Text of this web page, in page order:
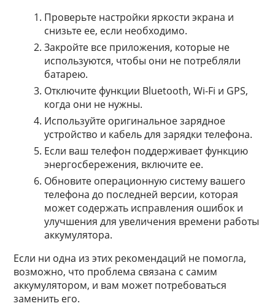
Проверьте настройки яркости экрана и
снизьте ее, если необходимо.
Закройте все приложения, которые не
используются, чтобы они не потребляли
батарею.
Отключите функции Bluetooth, Wi-Fi и GPS,
когда они не нужны.
Используйте оригинальное зарядное
устройство и кабель для зарядки телефона.
Если ваш телефон поддерживает функцию
энергосбережения, включите ее.
Обновите операционную систему вашего
телефона до последней версии, которая
может содержать исправления ошибок и
улучшения для увеличения времени работы
аккумулятора.
Если ни одна из этих рекомендаций не помогла,
возможно, что проблема связана с самим
аккумулятором, и вам может потребоваться
заменить его.